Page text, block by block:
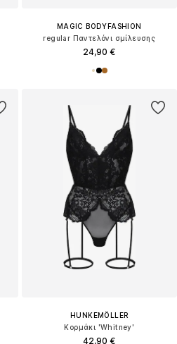
MAGIC BODYFASHION
regular Παντελόνι σμίλευσης
24,90 €
HUNKEMÖLLER
Κορμάκι 'Whitney'
42,90 €